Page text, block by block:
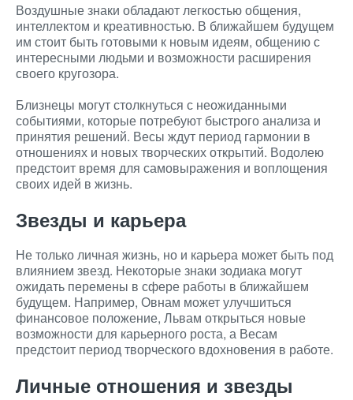
Воздушные знаки обладают легкостью общения,
интеллектом и креативностью. В ближайшем будущем
им стоит быть готовыми к новым идеям, общению с
интересными людьми и возможности расширения
своего кругозора.
Близнецы могут столкнуться с неожиданными
событиями, которые потребуют быстрого анализа и
принятия решений. Весы ждут период гармонии в
отношениях и новых творческих открытий. Водолею
предстоит время для самовыражения и воплощения
своих идей в жизнь.
Звезды и карьера
Не только личная жизнь, но и карьера может быть под
влиянием звезд. Некоторые знаки зодиака могут
ожидать перемены в сфере работы в ближайшем
будущем. Например, Овнам может улучшиться
финансовое положение, Львам открыться новые
возможности для карьерного роста, а Весам
предстоит период творческого вдохновения в работе.
Личные отношения и звезды